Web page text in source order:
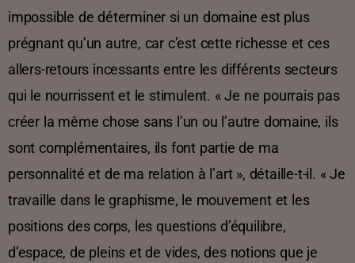
impossible de déterminer si un domaine est plus
prégnant qu’un autre, car c’est cette richesse et ces
allers-retours incessants entre les différents secteurs
qui le nourrissent et le stimulent. « Je ne pourrais pas
créer la même chose sans l’un ou l’autre domaine, ils
sont complémentaires, ils font partie de ma
personnalité et de ma relation à l’art », détaille-t-il. « Je
travaille dans le graphisme, le mouvement et les
positions des corps, les questions d’équilibre,
d’espace, de pleins et de vides, des notions que je